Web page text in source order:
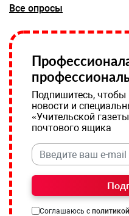
Все опросы
Подпишитесь, чтобы
новости и
«Учительской
почтового ящика
Соглашаюсь с